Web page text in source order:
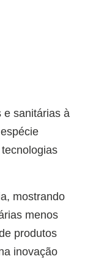
e sanitárias à
mostrando
menos
produtos
inovação